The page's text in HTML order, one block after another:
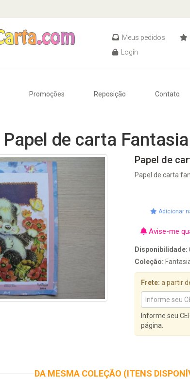
Meus pedidos
Login
Promoções Reposição Contato
Papel de carta
Papel de
Papel de carta
Adicionar
Avise-me
Disponibilidade:
Coleção:
Frete: a partir
Informe seu
página.
DA MESMA COLEÇÃO (ITENS